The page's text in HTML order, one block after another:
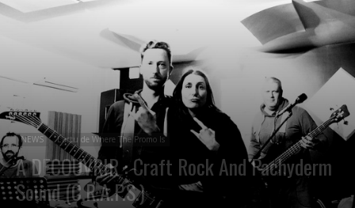
NEWS L'actu de Where The Promo Is
A DECOUVRIR : Craft Rock And Pachyderm
Sound (C.R.A.P.S.)